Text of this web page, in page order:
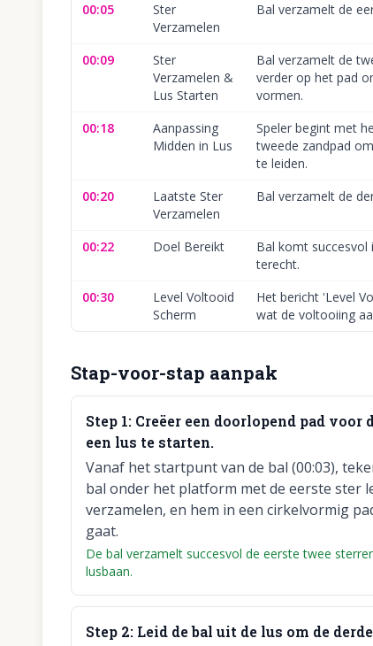
00:05
Ster
Verzamelen
Bal verzamelt de
00:09
Ster
Verzamelen &
Lus Starten
Bal verzamelt de
verder op het pad
vormen.
00:18
Aanpassing
Midden in Lus
Speler begint met
tweede zandpad
te leiden.
00:20
Laatste Ster
Verzamelen
Bal verzamelt de
00:22 Doel Bereikt
Bal komt succesvol
terecht.
00:30
Level Voltooid
Scherm
Het bericht 'Level
wat de voltooiing
Stap-voor-stap aanpak
Step 1: Creëer een doorlopend pad voor
een lus te starten.
Vanaf het startpunt van de bal (00:03),
bal onder het platform met de eerste ster
verzamelen, en hem in een cirkelvormig
gaat.
De bal verzamelt succesvol de eerste twee
lusbaan.
Step 2: Leid de bal uit de lus om de